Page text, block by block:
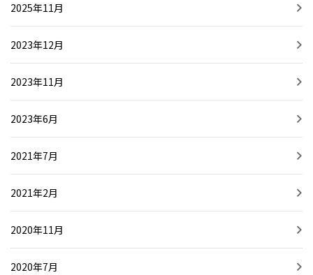
2025年11月
2023年12月
2023年11月
2023年6月
2021年7月
2021年2月
2020年11月
2020年7月